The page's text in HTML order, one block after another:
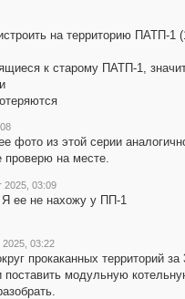
на территорию ПАТП-1
к старому ПАТП-1,
фото из этой серии
проверю на месте.
2025, 03:09
ее не нахожу у ПП-1
03:22
прокаканных территорий
поставить модульную